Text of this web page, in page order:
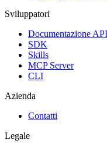
Sviluppatori
Documentazione API
SDK
Skills
MCP Server
CLI
Azienda
Contatti
Legale